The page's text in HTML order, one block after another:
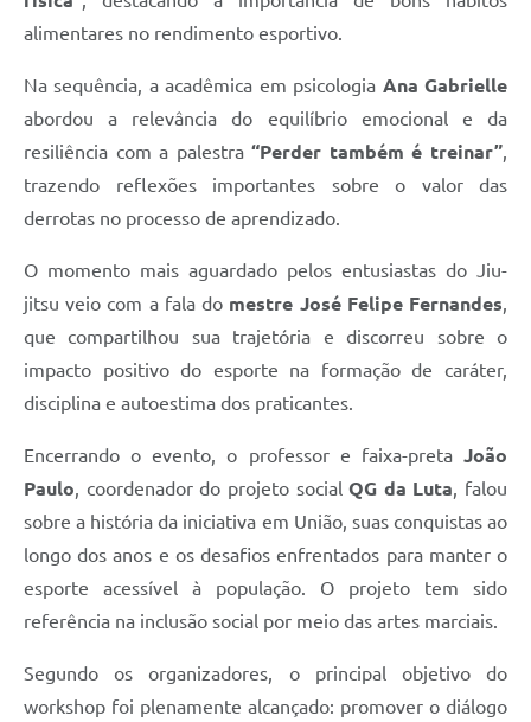
alimentares no rendimento esportivo.
Na sequência, a acadêmica em psicologia Ana Gabrielle
abordou a relevância do equilíbrio emocional e da
resiliência com a palestra“Perder também é treinar”
trazendo reflexões importantes sobre o valor das
derrotas no processo de aprendizado.
O momento mais aguardado pelos entusiastas do Jiu-
jitsu veio com a fala do mestre José Felipe Fernandes
que compartilhou sua trajetória e discorreu sobre o
impacto positivo do esporte na formação de caráter,
disciplina e autoestima dos praticantes.
Encerrando o evento, o professor e faixa-preta João
Paulo , coordenador do projeto socialQG da Luta , falou
sobre a história da iniciativa em União, suas conquistas ao
longo dos anos e os desafios enfrentados para manter o
esporte acessível à população. O projeto tem sido
referência na inclusão social por meio das artes marciais.
Segundo os organizadores, o principal objetivo do
workshop foi plenamente alcançado: promover o diálogo